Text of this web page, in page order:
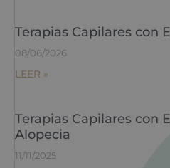
Terapias Capilares con
08/06/2026
LEER »
Terapias Capilares con
Alopecia
11/11/2025